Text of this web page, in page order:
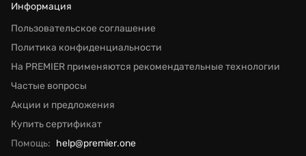
Информация
Пользовательское соглашение
Политика конфиденциальности
На PREMIER применяются рекомендательные технологии
Частые вопросы
Акции и предложения
Купить сертификат
Помощь: help@premier.one